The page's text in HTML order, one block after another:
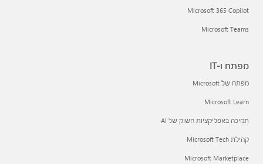
Microsoft 365 Copilot
Microsoft Teams
מפתח ו-IT
מפתח של Microsoft
Microsoft Learn
תמיכה באפליקציות השוק של AI
קהילת Microsoft Tech
Microsoft Marketplace